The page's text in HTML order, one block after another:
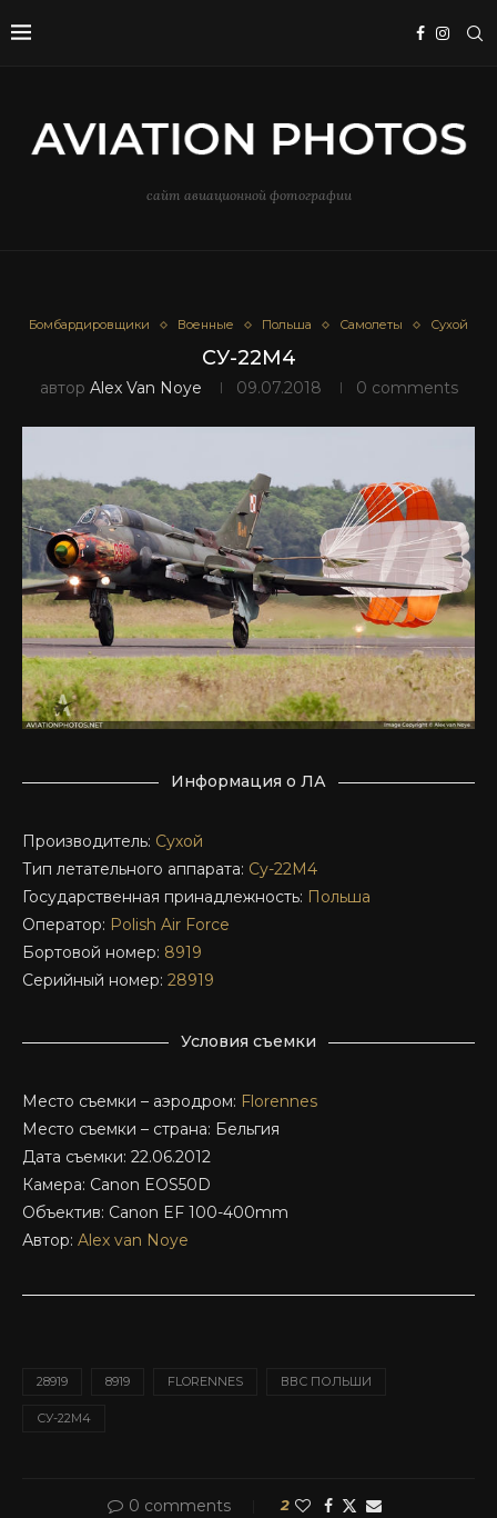
сайт авиационной фотографии
Бомбардировщики Военные Польша Самолеты Сухой
СУ-22М4
автор Alex Van Noye 09.07.2018 0 comments
Информация о ЛА
Производитель: Сухой
Тип летательного аппарата: Су-22М4
Государственная принадлежность: Польша
Оператор: Polish Air Force
Бортовой номер: 8919
Серийный номер: 28919
Условия съемки
Место съемки – аэродром: Florennes
Место съемки – страна: Бельгия
Дата съемки: 22.06.2012
Камера: Canon EOS50D
Объектив: Canon EF 100-400mm
Автор: Alex van Noye
28919 8919 FLORENNES ВВС ПОЛЬШИ
СУ-22М4
0 comments 2